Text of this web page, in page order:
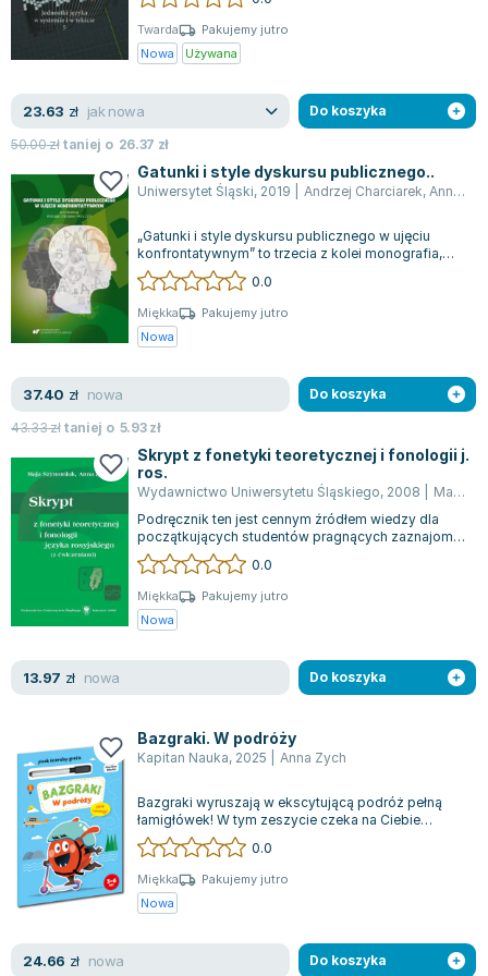
Książki o naukach politycznych dla studentów
Książki do nauk przyrodniczych dla studentów
Książki do nauk ścisłych dla studentów
Prawo - książki dla studentów
Technologia żywności - książki
Zarządzanie i marketing - książki
Nauka języków obcych - książki
Podręczniki dla nauczycieli - metodyka
Repetytoria, testy i materiały pomocnicze
Bolesław Prus
Clive Cussler
Józef Ignacy Kraszewski
Clive Staples Lewis
Martyna Wojciechowska
Melissa De la Cruz
Blanka Lipińska
Jaś Kapela
Agatha Christie
Witold Gadowski
Jan Pietrzak
Piotr Zychowicz
Joanna Jabłczyńska
Piotr Kościelny
Jan Piński
Zygmunt Freud
Agata Passent
Michel Moran
Maciej Orłoś
Jo Nesbo
Antoine de Saint Exupery
Mark Twain
Marcin Meller
Paulina Młynarska
ks. Piotr Pawlukiewicz
Jarosław Sokołowski
Piotr Latocha
Michael Scott
Jarosław Iwaszkiewicz
Twarda
Pakujemy jutro
Nowa
Używana
23.63 zł jak nowa
50.00złtaniej o 26.37 zł
Do koszyka
Gatunki i style dyskursu publicznego..
Uniwersytet Śląski, 2019 Andrzej Charciarek, Anna Zych
„Gatunki i style dyskursu publicznego w ujęciu
konfrontatywnym” to trzecia z kolei monografia,
która podąża śladami wcześniejszych...
0.0
Miękka
Pakujemy jutro
Nowa
37.40 zł nowa
43.33złtaniej o 5.93zł
Do koszyka
Skrypt z fonetyki teoretycznej i fonologii j.
ros.
Wydawnictwo Uniwersytetu Śląskiego, 2008
Maja Szymoniuk
Podręcznik ten jest cennym źródłem wiedzy dla
początkujących studentów pragnących zaznajomić
się z systemem dźwiękowym języka rosy...
0.0
Miękka
Pakujemy jutro
Nowa
13.97 zł nowa Do koszyka
Bazgraki. W podróży
Kapitan Nauka, 2025 Anna Zych
Bazgraki wyruszają w ekscytującą podróż pełną
łamigłówek! W tym zeszycie czeka na Ciebie
mnóstwo różnorodnych zadań, które na dług...
0.0
Miękka
Pakujemy jutro
Nowa
24.66 zł nowa Do koszyka